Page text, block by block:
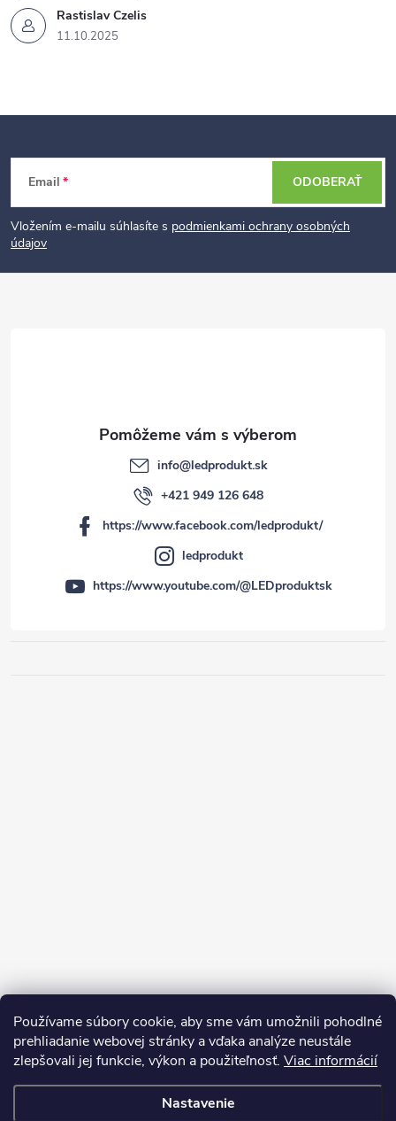
Používame súbory cookie, aby sme vám umožnili pohodlné
prehliadanie webovej stránky a vďaka analýze neustále
zlepšovali jej funkcie, výkon a použiteľnosť. Viac informácií
Nastavenie
Rastislav Czelis
11.10.2025
t
Email
Vložením e-mailu súhlasíte s podmienkami ochrany osobných
údajov
ODOBERAŤ
Sledovať na Instagrame
info@ledprodukt.sk
+421 949 126 648
https://www.facebook.com/ledprodukt/
ledprodukt
https://www.youtube.com/@LEDproduktsk